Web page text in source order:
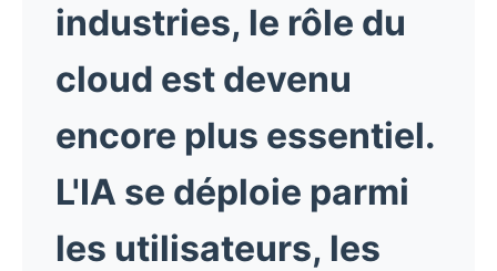
industries, le rôle du
cloud est devenu
encore plus essentiel.
L'IA se déploie parmi
les utilisateurs, les